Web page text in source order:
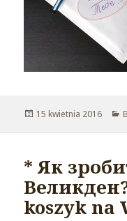
Opublikowano
15 kwietnia 2016
* Як
koszyk na